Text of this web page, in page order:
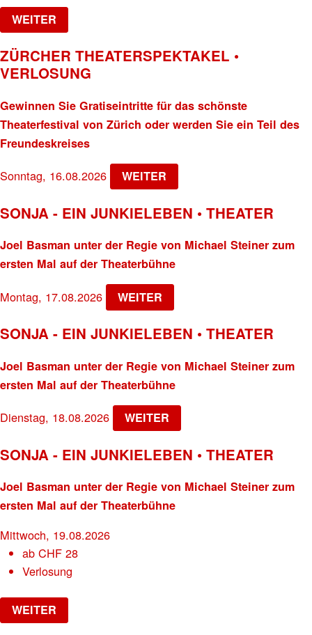
WEITER
ZÜRCHER THEATERSPEKTAKEL •
VERLOSUNG
Gewinnen Sie Gratiseintritte für das schönste
Theaterfestival von Zürich oder werden Sie ein Teil des
Freundeskreises
Sonntag, 16.08.2026 WEITER
SONJA - EIN JUNKIELEBEN • THEATER
Joel Basman unter der Regie von Michael Steiner zum
ersten Mal auf der Theaterbühne
Montag, 17.08.2026 WEITER
SONJA - EIN JUNKIELEBEN • THEATER
Joel Basman unter der Regie von Michael Steiner zum
ersten Mal auf der Theaterbühne
Dienstag, 18.08.2026 WEITER
SONJA - EIN JUNKIELEBEN • THEATER
Joel Basman unter der Regie von Michael Steiner zum
ersten Mal auf der Theaterbühne
Mittwoch, 19.08.2026
abCHF 28
Verlosung
WEITER